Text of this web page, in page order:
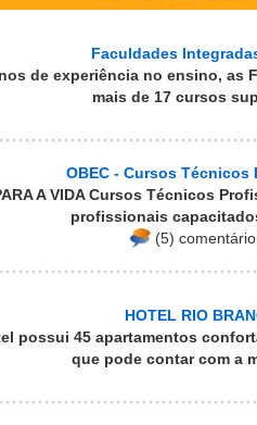
Faculdades
de experiência no ensino, as
mais de 17 cursos
OBEC - Cursos Técnicos
A VIDA Cursos Técnicos
profissionais
(5)
HOTEL RIO
possui 45 apartamentos
que pode contar com a